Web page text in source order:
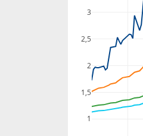
1
1,5
2
2,5
3